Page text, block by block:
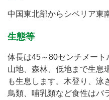
中国東北部からシベリア東
生態等
体長は45～80センチメート
山地、森林、低地まで生息
も生息します。木登り、泳
鳥類、哺乳類など食性はバ